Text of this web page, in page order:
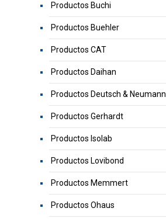
Productos Buchi
Productos Buehler
Productos CAT
Productos Daihan
Productos Deutsch & Neumann
Productos Gerhardt
Productos Isolab
Productos Lovibond
Productos Memmert
Productos Ohaus